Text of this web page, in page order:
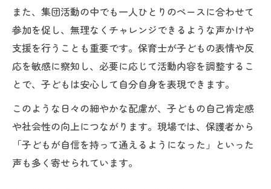
また、集団活動の中でも一人ひとりのペースに合わせて
参加を促し、無理なくチャレンジできるような声かけや
支援を行うことも重要です。保育士が子どもの表情や反
応を敏感に察知し、必要に応じて活動内容を調整するこ
とで、子どもは安心して自分自身を表現できます。
このような日々の細やかな配慮が、子どもの自己肯定感
や社会性の向上につながります。現場では、保護者から
「子どもが自信を持って通えるようになった」といった
声も多く寄せられています。